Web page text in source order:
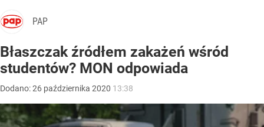
PAP
Błaszczak źródłem zakażeń wśród
studentów? MON odpowiada
Dodano:26 października 2020 13:38